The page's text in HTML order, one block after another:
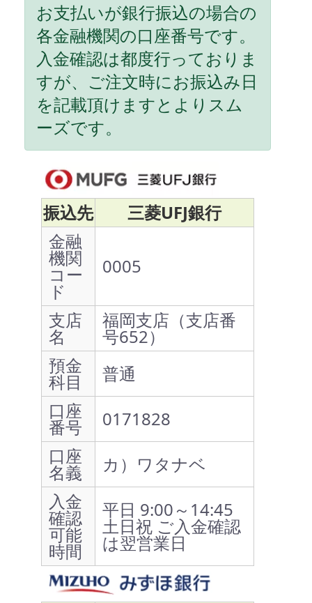
お支払いが銀行振込の場合の
各金融機関の口座番号です。
入金確認は都度行っておりま
すが、ご注文時にお振込み日
を記載頂けますとよりスム
ーズです。
振込先
三菱UFJ銀行
金融
機関
コー
ド
0005
支店
名
福岡支店（支店番
号652）
預金
科目
普通
口座
番号
0171828
口座
名義
カ）ワタナベ
入金
確認
可能
時間
平日 9:00～14:45
土日祝 ご入金確認
は翌営業日